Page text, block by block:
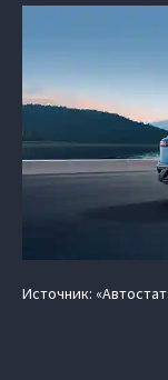
Источник: